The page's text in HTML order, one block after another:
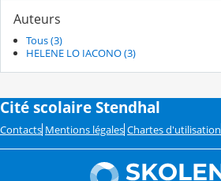
Auteurs
Tous (3)
HELENE LO IACONO (3)
Cité scolaire Stendhal
Contacts Mentions légales Chartes d'utilisation